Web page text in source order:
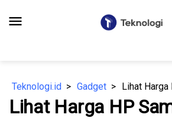
menu
Teknologi.id Gadget
Lihat Harga HP